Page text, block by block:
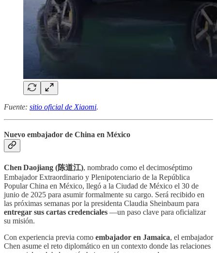
Fuente: sitio oficial de Xiaomi.
Nuevo embajador de China en México
Chen Daojiang (陈道江), nombrado como el decimoséptimo
Embajador Extraordinario y Plenipotenciario de la República
Popular China en México, llegó a la Ciudad de México el 30 de
junio de 2025 para asumir formalmente su cargo. Será recibido en
las próximas semanas por la presidenta Claudia Sheinbaum para
entregar sus cartas credenciales —un paso clave para oficializar
su misión.
Con experiencia previa como embajador en Jamaica, el embajador
Chen asume el reto diplomático en un contexto donde las relaciones